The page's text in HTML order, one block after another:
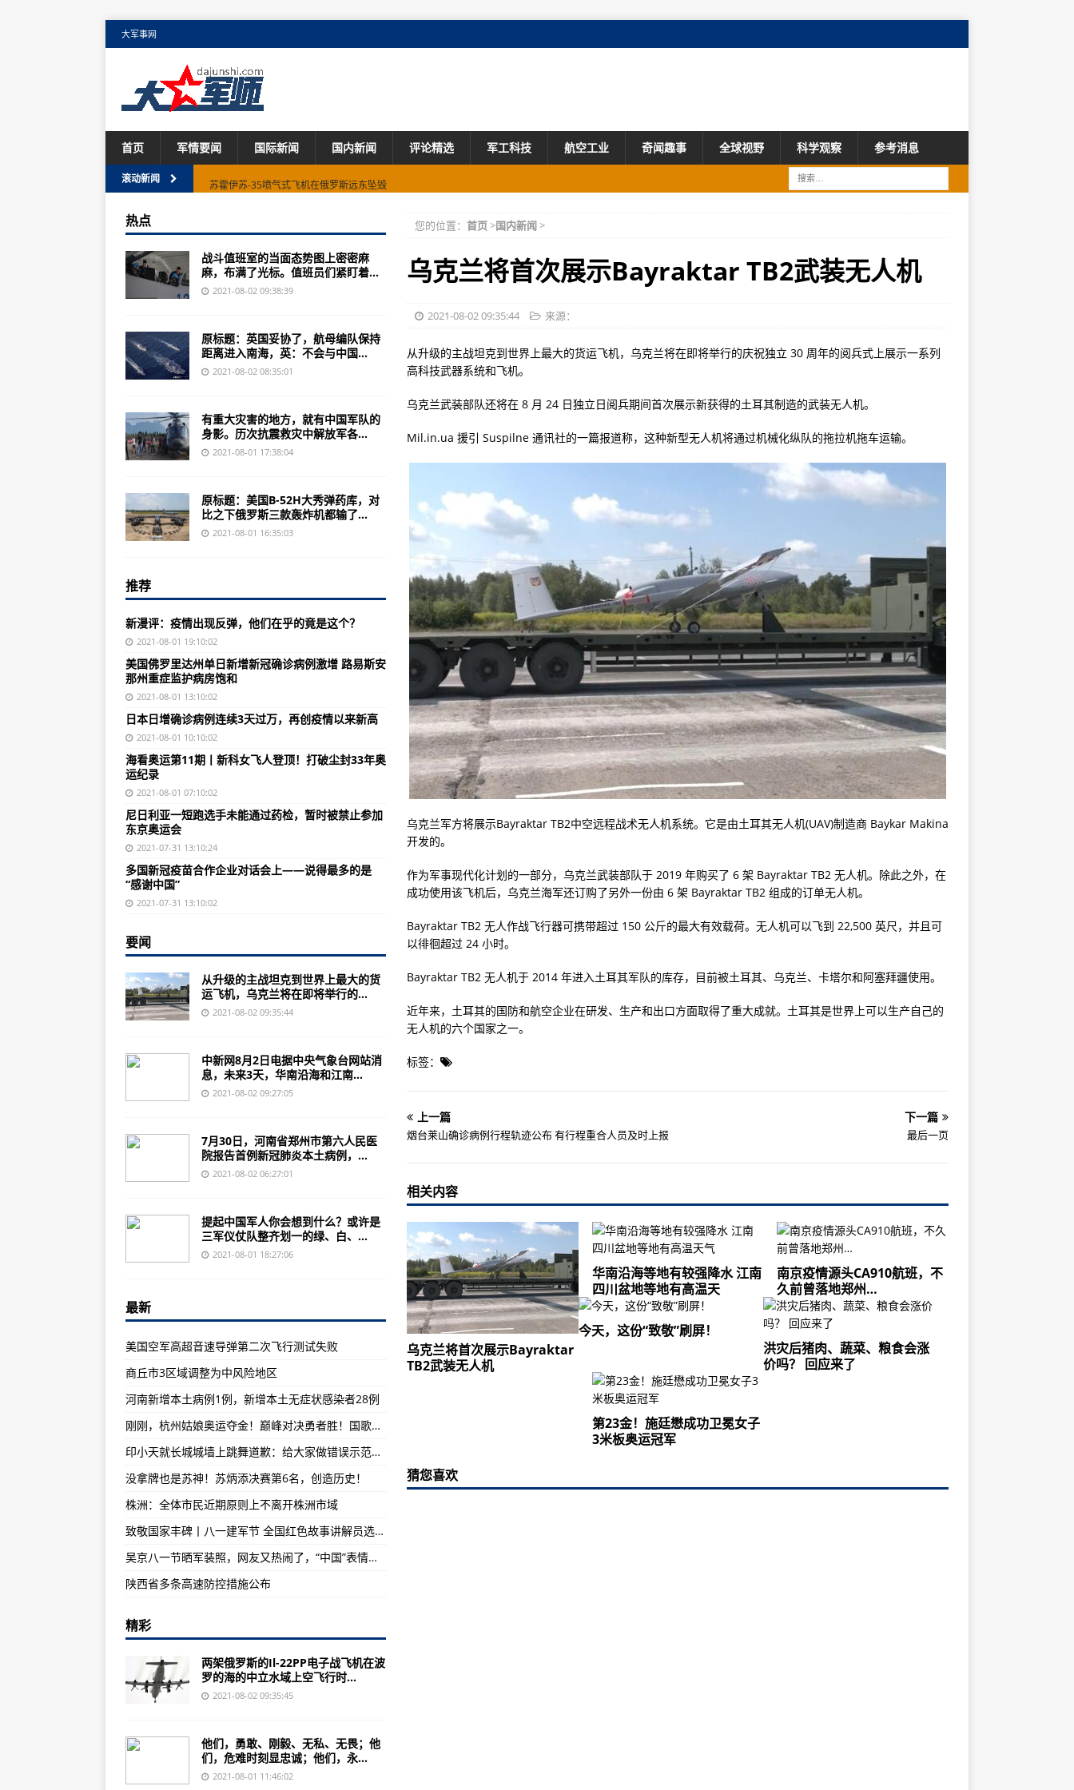
大军事网
首页 军情要闻 国际新闻 国内新闻 评论精选 军工科技 航空工业 奇闻趣事 全球视野 科学观察 参考消息
滚动新闻
苏霍伊苏-35喷气式飞机在俄罗斯远东坠毁
俄罗斯军方授予十个S-500防空系统合同
美国海军陆战队向GaardTech授予敌方机器人车辆合同
乌克兰的弓箭手为主战坦克开发了新的炮手瞄准具
乌克兰导弹制造商获得价值2亿美元的R-27生产合同
海空一线：海军航空兵某旅聚焦备战打仗记事
“20家族”飞行员集体在战位喊话
日本出云号完成航母化第一阶段改装
八一建军节MV《祖国不会忘记》
烟台莱山确诊病例行程轨迹公布 有行程重合人员及时上报
青岛国际啤酒节崂山会场提前结束
华南沿海等地有较强降水 江南四川盆地等地有高温天气
部分新能源汽车退役动力电池回收再生利用过程存在隐患 建好动力电池回收网（来信与访谈）
河南新增本土病例1例，新增本土无症状感染者28例
湖北新增新冠肺炎确诊病例2例均为荆州市沙市区本土确诊病例，新增无症状感染者2例
30评东京奥运：祝福施廷懋，祝福王涵，祝福“60岁组合”
这是最美的“军功章”
高超声速导弹试射两连败，哈佛大学教授痛批失败的根本原因
英国妥协了，航母编队保持距离进入南海，英：不会与中国对抗
刚刚，杭州姑娘奥运夺金！巅峰对决勇者胜！国歌再次在日本响起！
港媒：香港可能以“大湾区”名义角逐第15届全运会主办权
印小天就长城城墙上跳舞道歉：给大家做错误示范了，对不起
江苏：暂时关闭55个高速公路收费站出口或入口！
西安召开疫情防控工作调度会议：全面落实常态化疫情防控各项措施
新华热评：吴亦凡事件给演艺界再次敲响警钟
新漫评：疫情出现反弹，他们在乎的竟是这个？
今天，这份“致敬”刷屏！
致敬国家丰碑丨八一建军节 全国红色故事讲解员选手秣马厉兵、备战大赛
洪灾后猪肉、蔬菜、粮食会涨价吗？ 回应来了
上阵亲兄弟，抢险子弟兵——救灾行动中的解放军
伊朗动手了？无人机袭击英国油轮？印度游击队占领豪拉火车站！
土耳其准备与塔利班作战，是否计算了战后控制的所有风险
美国B-52H大秀弹药库，对比之下俄罗斯三款轰炸机都输了
郑州这些机构能做核酸检测！机场核酸检测采样后最快7小时出结果
吴京八一节晒军装照，网友又热闹了，“中国”表情包建军节限定款出炉！
第23金！施廷懋成功卫冕女子3米板奥运冠军
乌克兰将首次展示Bayraktar TB2武装无人机
美国空军高超音速导弹第二次飞行测试失败
您的位置： 首页>国内新闻>
乌克兰将首次展示Bayraktar TB2武装无人机
2021-08-02 09:35:44 来源：
从升级的主战坦克到世界上最大的货运飞机，乌克兰将在即将举行的庆祝独立 30 周年的阅兵式上展示一系列
高科技武器系统和飞机。
乌克兰武装部队还将在 8 月 24 日独立日阅兵期间首次展示新获得的土耳其制造的武装无人机。
Mil.in.ua 援引 Suspilne 通讯社的一篇报道称，这种新型无人机将通过机械化纵队的拖拉机拖车运输。
乌克兰军方将展示Bayraktar TB2中空远程战术无人机系统。它是由土耳其无人机(UAV)制造商 Baykar Makina
开发的。
作为军事现代化计划的一部分，乌克兰武装部队于 2019 年购买了 6 架 Bayraktar TB2 无人机。除此之外，在
成功使用该飞机后，乌克兰海军还订购了另外一份由 6 架 Bayraktar TB2 组成的订单无人机。
Bayraktar TB2 无人作战飞行器可携带超过 150 公斤的最大有效载荷。无人机可以飞到 22,500 英尺，并且可
以徘徊超过 24 小时。
Bayraktar TB2 无人机于 2014 年进入土耳其军队的库存，目前被土耳其、乌克兰、卡塔尔和阿塞拜疆使用。
近年来，土耳其的国防和航空企业在研发、生产和出口方面取得了重大成就。土耳其是世界上可以生产自己的
无人机的六个国家之一。
标签：
上一篇
烟台莱山确诊病例行程轨迹公布 有行程重合人员及时上报
下一篇
最后一页
相关内容
乌克兰将首次展示Bayraktar
TB2武装无人机
华南沿海等地有较强降水 江南
四川盆地等地有高温天
南京疫情源头CA910航班，不
久前曾落地郑州…
今天，这份“致敬”刷屏！
洪灾后猪肉、蔬菜、粮食会涨
价吗？ 回应来了
第23金！施廷懋成功卫冕女子
3米板奥运冠军
猜您喜欢
热点
战斗值班室的当面态势图上密密麻
麻，布满了光标。值班员们紧盯着...
2021-08-02 09:38:39
原标题：英国妥协了，航母编队保持
距离进入南海，英：不会与中国...
2021-08-02 08:35:01
有重大灾害的地方，就有中国军队的
身影。历次抗震救灾中解放军各...
2021-08-01 17:38:04
原标题：美国B-52H大秀弹药库，对
比之下俄罗斯三款轰炸机都输了...
2021-08-01 16:35:03
推荐
新漫评：疫情出现反弹，他们在乎的竟是这个？
2021-08-01 19:10:02
美国佛罗里达州单日新增新冠确诊病例激增 路易斯安
那州重症监护病房饱和
2021-08-01 13:10:02
日本日增确诊病例连续3天过万，再创疫情以来新高
2021-08-01 10:10:02
海看奥运第11期丨新科女飞人登顶！打破尘封33年奥
运纪录
2021-08-01 07:10:02
尼日利亚一短跑选手未能通过药检，暂时被禁止参加
东京奥运会
2021-07-31 13:10:24
多国新冠疫苗合作企业对话会上——说得最多的是
“感谢中国”
2021-07-31 13:10:02
要闻
从升级的主战坦克到世界上最大的货
运飞机，乌克兰将在即将举行的...
2021-08-02 09:35:44
中新网8月2日电据中央气象台网站消
息，未来3天，华南沿海和江南...
2021-08-02 09:27:05
7月30日，河南省郑州市第六人民医
院报告首例新冠肺炎本土病例，...
2021-08-02 06:27:01
提起中国军人你会想到什么？或许是
三军仪仗队整齐划一的绿、白、...
2021-08-01 18:27:06
最新
美国空军高超音速导弹第二次飞行测试失败
​商丘市3区域调整为中风险地区
河南新增本土病例1例，新增本土无症状感染者28例
刚刚，杭州姑娘奥运夺金！巅峰对决勇者胜！国歌再次在日本响起！
印小天就长城城墙上跳舞道歉：给大家做错误示范了，对不起
没拿牌也是苏神！苏炳添决赛第6名，创造历史！
株洲：全体市民近期原则上不离开株洲市域
致敬国家丰碑丨八一建军节 全国红色故事讲解员选手秣马厉兵、备战大赛
吴京八一节晒军装照，网友又热闹了，“中国”表情包建军节限定款出炉！
陕西省多条高速防控措施公布
精彩
两架俄罗斯的Il-22PP电子战飞机在波
罗的海的中立水域上空飞行时...
2021-08-02 09:35:45
他们，勇敢、刚毅、无私、无畏；他
们，危难时刻显忠诚；他们，永...
2021-08-01 11:46:02